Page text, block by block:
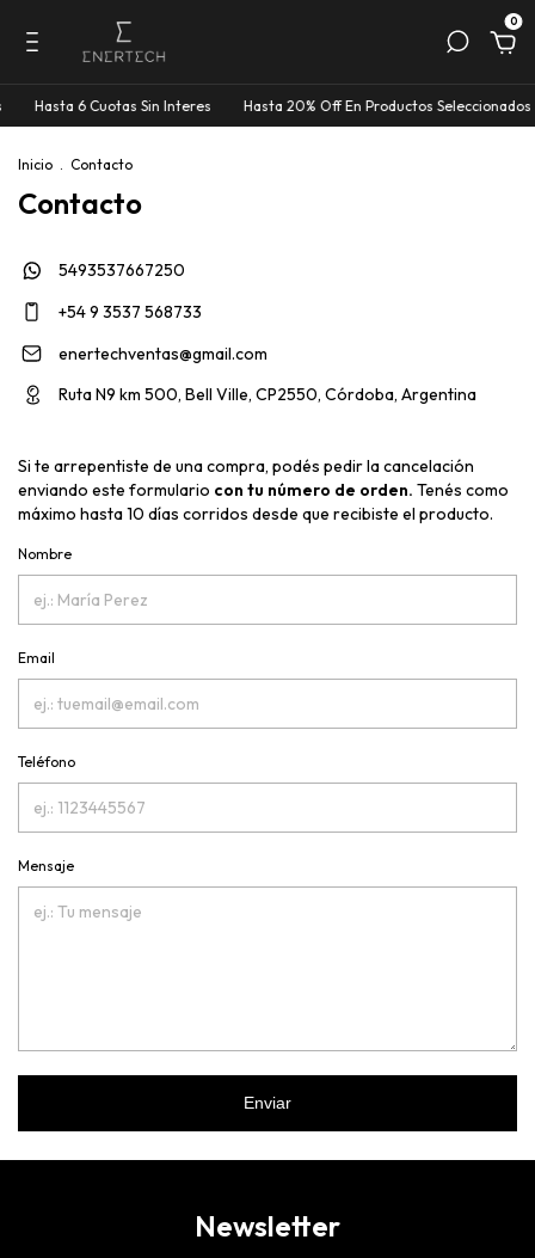
0
Hasta 6 Cuotas Sin Interes Hasta 20% Off En Productos Seleccionados
Inicio . Contacto
Contacto
5493537667250
+54 9 3537 568733
enertechventas@gmail.com
Ruta N9 km 500, Bell Ville, CP2550, Córdoba, Argentina
Si te arrepentiste de una compra, podés pedir la cancelación
enviando este formulario con tu número de orden. Tenés como
máximo hasta 10 días corridos desde que recibiste el producto.
Nombre
Email
Teléfono
Mensaje
Enviar
Newsletter